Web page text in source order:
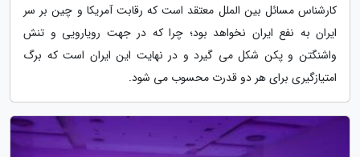
کارشناس مسائل بین الملل معتقد است که رقابت آمریکا و چین بر سر
ایران به نفع ایران نخواهد بود؛ چرا که در جهت رویارویی و تنش
واشنگتن و پکن شکل می گیرد و در نهایت این ایران است که برگ
امتیازگیری برای هر دو قدرت محسوب می شود.